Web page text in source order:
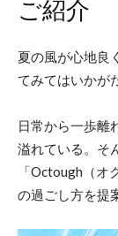
ご紹介
夏の風が心地良
てみてはいかが
日常から一歩離
溢れている。そ
「Octough（オ
の過ごし方を提